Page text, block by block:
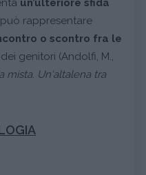
un’ulteriore sfida
rappresentare
o scontro fra le
genitori (Andolfi, M.,
mista. Un'altalena tra